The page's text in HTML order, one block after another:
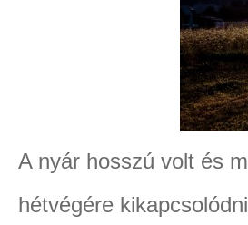
A nyár hosszú volt és
hétvégére